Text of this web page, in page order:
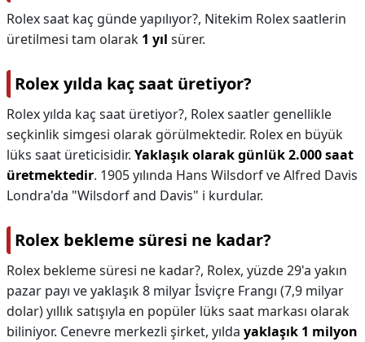
Rolex saat kaç günde yapılıyor?, Nitekim Rolex saatlerin
üretilmesi tam olarak 1 yıl sürer.
Rolex yılda kaç saat üretiyor?
Rolex yılda kaç saat üretiyor?, Rolex saatler genellikle
seçkinlik simgesi olarak görülmektedir. Rolex en büyük
lüks saat üreticisidir. Yaklaşık olarak günlük 2.000 saat
üretmektedir. 1905 yılında Hans Wilsdorf ve Alfred Davis
Londra'da "Wilsdorf and Davis" i kurdular.
Rolex bekleme süresi ne kadar?
Rolex bekleme süresi ne kadar?, Rolex, yüzde 29'a yakın
pazar payı ve yaklaşık 8 milyar İsviçre Frangı (7,9 milyar
dolar) yıllık satışıyla en popüler lüks saat markası olarak
biliniyor. Cenevre merkezli şirket, yılda yaklaşık 1 milyon